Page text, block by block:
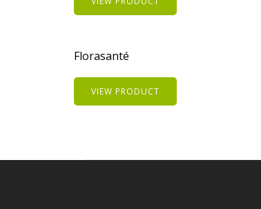
Florasanté
VIEW PRODUCT